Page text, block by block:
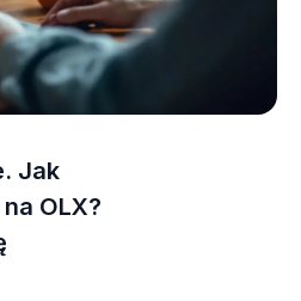
Jak
OLX?